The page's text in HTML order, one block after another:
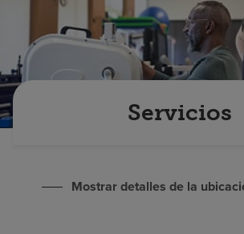
Empleos
Pagar mi factura
Servicios
Mostrar detalles de la